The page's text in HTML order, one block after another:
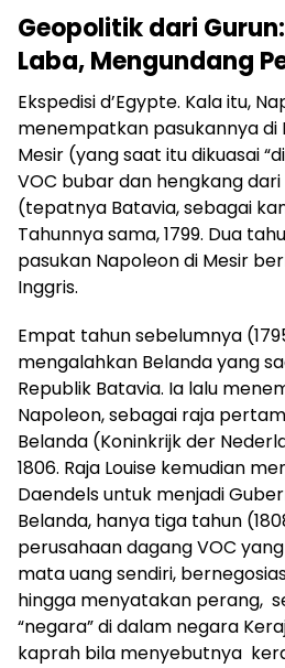
Geopolitik dari
Laba, Mengundang
Ekspedisi d’Egypte. Kala itu,
menempatkan pasukannya di
Mesir (yang saat itu dikuasai
VOC bubar dan hengkang
(tepatnya Batavia, sebagai
Tahunnya sama, 1799. Dua
pasukan Napoleon di Mesir
Inggris.
Empat tahun sebelumnya
mengalahkan Belanda yang
Republik Batavia. Ia lalu
Napoleon, sebagai raja
Belanda (Koninkrijk der
1806. Raja Louise kemudian
Daendels untuk menjadi
Belanda, hanya tiga tahun
perusahaan dagang VOC
mata uang sendiri,
hingga menyatakan perang,
“negara” di dalam negara
kaprah bila menyebutnya